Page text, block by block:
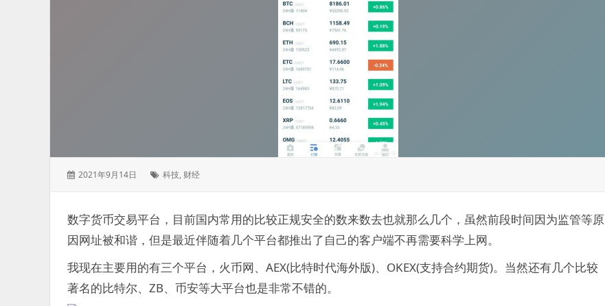
发
2021年9月14日
标
科技, 财经
数字货币交易平台，目前国内常用的比较正规安全的数来数去也就那么几个，虽然前段时间因为监管等原
因网址被和谐，但是最近伴随着几个平台都推出了自己的客户端不再需要科学上网。
我现在主要用的有三个平台，火币网、AEX(比特时代海外版)、OKEX(支持合约期货)。当然还有几个比较
著名的比特尔、ZB、币安等大平台也是非常不错的。